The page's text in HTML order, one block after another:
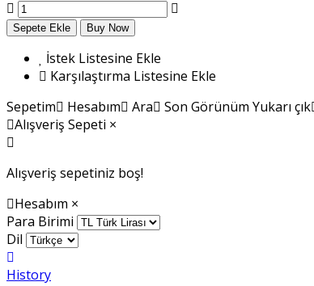
İstek Listesine Ekle
Karşılaştırma Listesine Ekle
Sepetim
Hesabım Ara Son Görünüm Yukarı çık
Alışveriş Sepeti ×
Alışveriş sepetiniz boş!
Hesabım ×
Para Birimi
Dil
History